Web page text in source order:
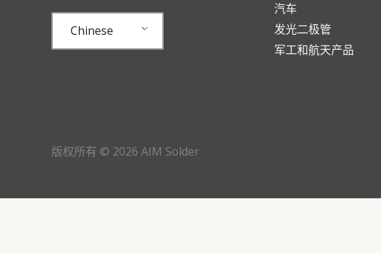
Chinese
汽车
发光二极管
军工和航天产品
版权所有 © 2026 AIM Solder